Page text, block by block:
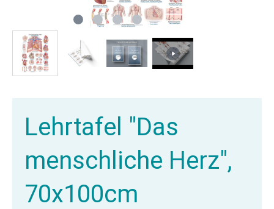
Lehrtafel "Das
menschliche Herz",
70x100cm